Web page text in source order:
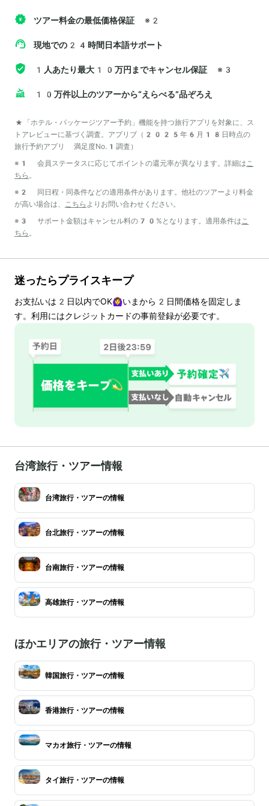
ツアー料金の最低価格保証 ※2
現地での24時間日本語サポート
1人あたり最大10万円までキャンセル保証 ※3
10万件以上のツアーから“えらべる”品ぞろえ
*「ホテル・パッケージツアー予約」機能を持つ旅行アプリを対象に、ス
トアレビューに基づく調査。アプリブ（2025年6月18日時点の
旅行予約アプリ 満足度No.1調査）
※1 会員ステータスに応じてポイントの還元率が異なります。詳細は こ
ちら 。
※2 同日程・同条件などの適用条件があります。他社のツアーより料金
が高い場合は、
こちら よりお問い合わせください。
※3 サポート金額はキャンセル料の70%となります。適用条件は こ
ちら 。
迷ったらプライスキープ
お支払いは 2 日以内でOK🙆‍♀️いまから 2 日間価格を固定しま
す。利用にはクレジットカードの事前登録が必要です。
台湾旅行・ツアー情報
台湾旅行・ツアーの情報
台北旅行・ツアーの情報
台南旅行・ツアーの情報
高雄旅行・ツアーの情報
ほかエリアの旅行・ツアー情報
韓国旅行・ツアーの情報
香港旅行・ツアーの情報
マカオ旅行・ツアーの情報
タイ旅行・ツアーの情報